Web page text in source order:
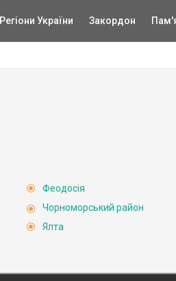
Регіони України Закордон
Феодосія
Чорноморський район
Ялта